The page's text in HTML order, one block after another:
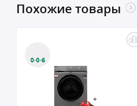
Похожие товары
0·0·6